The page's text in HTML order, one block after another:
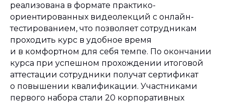
реализована в формате практико-
ориентированных видеолекций с онлайн-
тестированием, что позволяет сотрудникам
проходить курс в удобное время
и в комфортном для себя темпе. По окончании
курса при успешном прохождении итоговой
аттестации сотрудники получат сертификат
о повышении квалификации. Участниками
первого набора стали 20 корпоративных